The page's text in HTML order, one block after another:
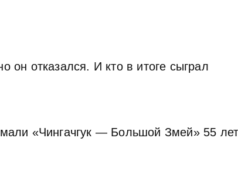
он отказался. И кто в итоге сыграл
«Чингачгук — Большой Змей» 55